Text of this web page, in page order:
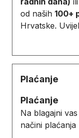
od naših 100+
Hrvatske.
Plaćanje
Plaćanje
Na blagajni
načini plaćanja